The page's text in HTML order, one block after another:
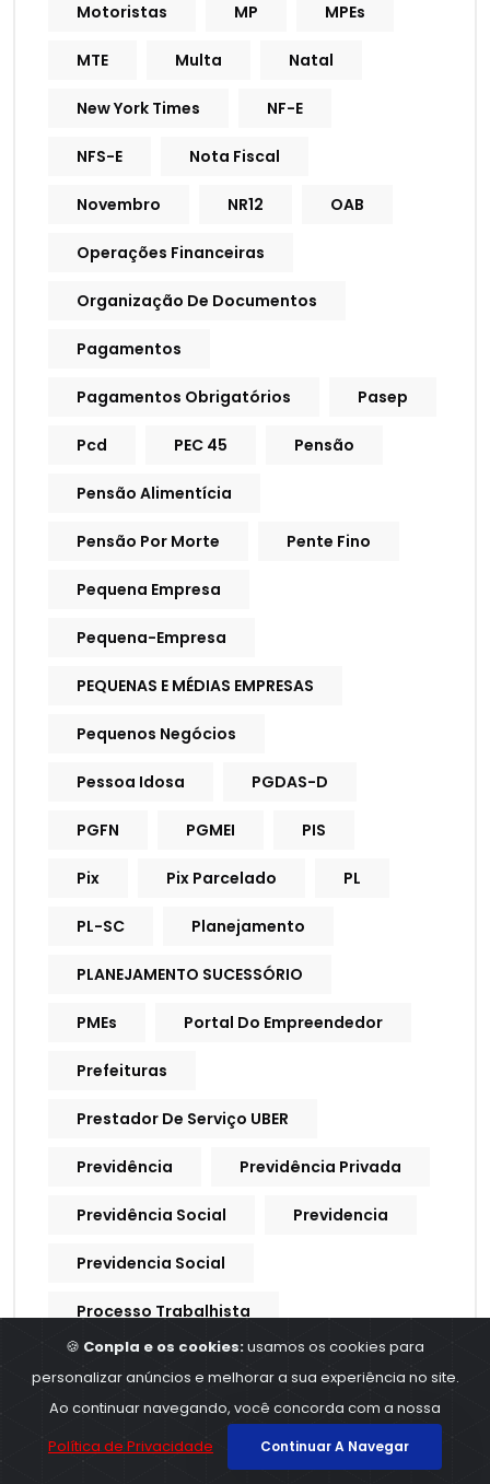
Motoristas MP MPEs
MTE Multa Natal
New York Times NF-E
NFS-E Nota Fiscal
Novembro NR12 OAB
Operações Financeiras
Organização De Documentos
Pagamentos
Pagamentos Obrigatórios Pasep
Pcd PEC 45 Pensão
Pensão Alimentícia
Pensão Por Morte Pente Fino
Pequena Empresa
Pequena-Empresa
PEQUENAS E MÉDIAS EMPRESAS
Pequenos Negócios
Pessoa Idosa PGDAS-D
PGFN PGMEI PIS
Pix Pix Parcelado PL
PL-SC Planejamento
PLANEJAMENTO SUCESSÓRIO
PMEs Portal Do Empreendedor
Prefeituras
Prestador De Serviço UBER
Previdência Previdência Privada
Previdência Social Previdencia
Previdencia Social
Processo Trabalhista
Procuração Digital
Produtividade Produtores Rurais
Produtos E Serviços
🍪 Conpla e os cookies:usamos os cookies para
personalizar anúncios e melhorar a sua experiência no site.
Ao continuar navegando, você concorda com a nossa
Política de Privacidade
Continuar A Navegar